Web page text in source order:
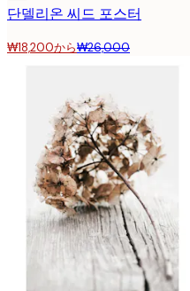
단델리온 씨드 포스터
₩18,200から₩26,000